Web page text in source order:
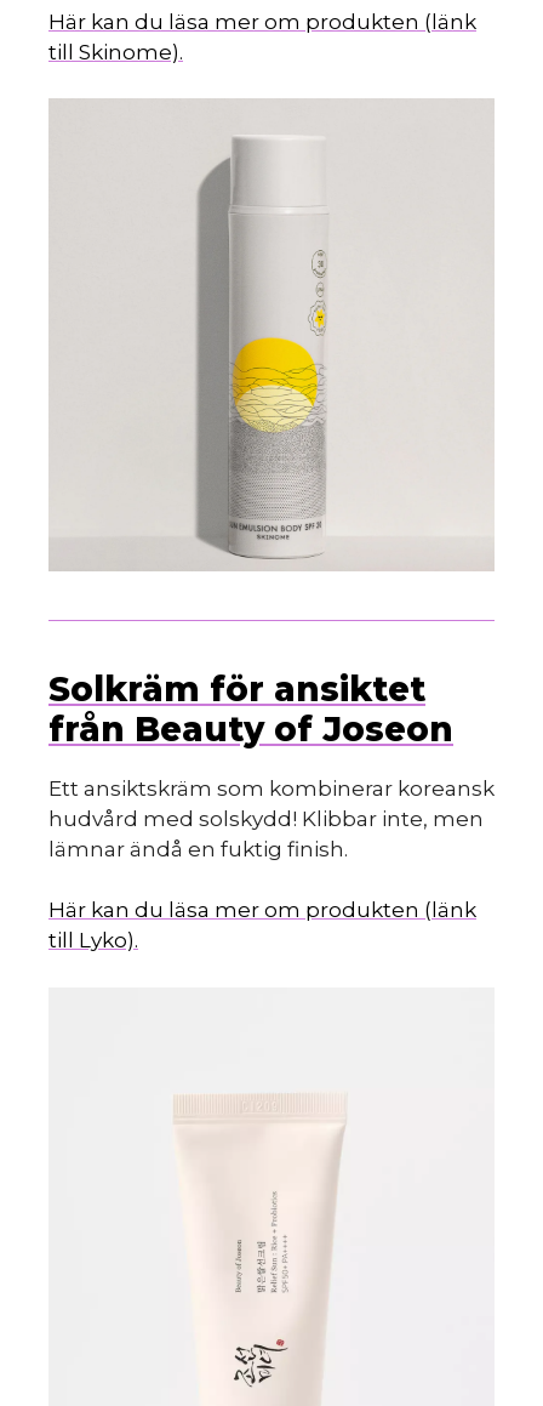
Här kan du läsa mer om produkten (länk
till Skinome).
Solkräm för ansiktet
från Beauty of Joseon
Ett ansiktskräm som kombinerar koreansk
hudvård med solskydd! Klibbar inte, men
lämnar ändå en fuktig finish.
Här kan du läsa mer om produkten (länk
till Lyko).